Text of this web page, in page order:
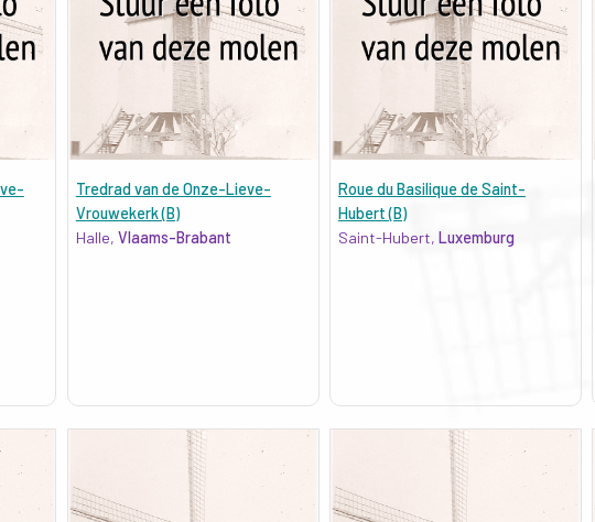
Tredrad van de Onze-Lieve-
Vrouwekerk (B)
Halle, Vlaams-Brabant
Roue du Basilique de Saint-
Hubert (B)
Saint-Hubert, Luxemburg